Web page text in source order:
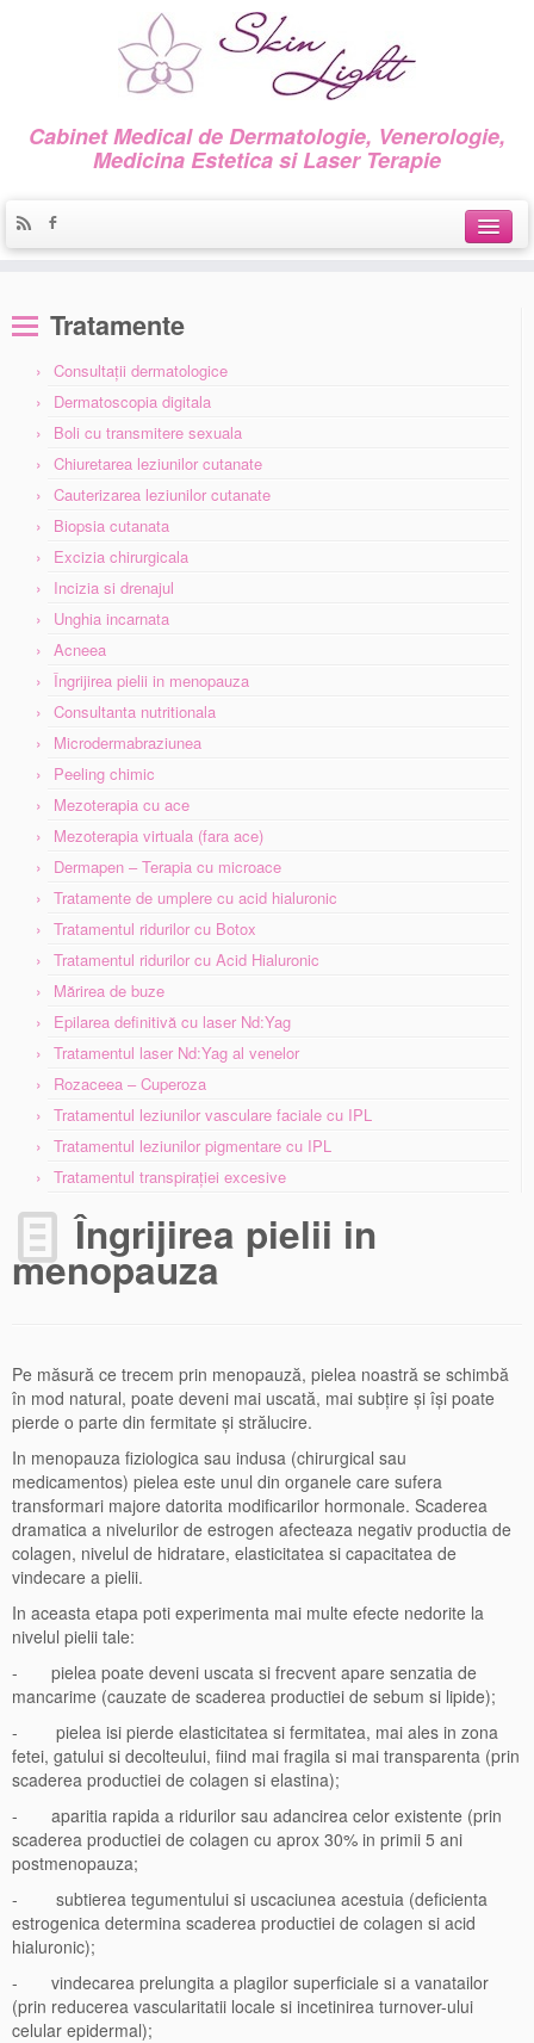
Cabinet Medical de Dermatologie, Venerologie,
Medicina Estetica si Laser Terapie
Tratamente
Consultaţii dermatologice
Dermatoscopia digitala
Boli cu transmitere sexuala
Chiuretarea leziunilor cutanate
Cauterizarea leziunilor cutanate
Biopsia cutanata
Excizia chirurgicala
Incizia si drenajul
Unghia incarnata
Acneea
Îngrijirea pielii in menopauza
Consultanta nutritionala
Microdermabraziunea
Peeling chimic
Mezoterapia cu ace
Mezoterapia virtuala (fara ace)
Dermapen – Terapia cu microace
Tratamente de umplere cu acid hialuronic
Tratamentul ridurilor cu Botox
Tratamentul ridurilor cu Acid Hialuronic
Mărirea de buze
Epilarea definitivă cu laser Nd:Yag
Tratamentul laser Nd:Yag al venelor
Rozaceea – Cuperoza
Tratamentul leziunilor vasculare faciale cu IPL
Tratamentul leziunilor pigmentare cu IPL
Tratamentul transpiraţiei excesive
Îngrijirea pielii in
menopauza
Pe măsură ce trecem prin menopauză, pielea noastră se schimbă
în mod natural, poate deveni mai uscată, mai subțire și își poate
pierde o parte din fermitate și strălucire.
In menopauza fiziologica sau indusa (chirurgical sau
medicamentos) pielea este unul din organele care sufera
transformari majore datorita modificarilor hormonale. Scaderea
dramatica a nivelurilor de estrogen afecteaza negativ productia de
colagen, nivelul de hidratare, elasticitatea si capacitatea de
vindecare a pielii.
In aceasta etapa poti experimenta mai multe efecte nedorite la
nivelul pielii tale:
- pielea poate deveni uscata si frecvent apare senzatia de
mancarime (cauzate de scaderea productiei de sebum si lipide);
- pielea isi pierde elasticitatea si fermitatea, mai ales in zona
fetei, gatului si decolteului, fiind mai fragila si mai transparenta (prin
scaderea productiei de colagen si elastina);
- aparitia rapida a ridurilor sau adancirea celor existente (prin
scaderea productiei de colagen cu aprox 30% in primii 5 ani
postmenopauza;
- subtierea tegumentului si uscaciunea acestuia (deficienta
estrogenica determina scaderea productiei de colagen si acid
hialuronic);
- vindecarea prelungita a plagilor superficiale si a vanatailor
(prin reducerea vascularitatii locale si incetinirea turnover-ului
celular epidermal);